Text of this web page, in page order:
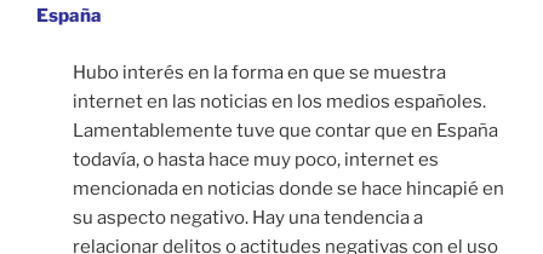
España
Hubo interés en la forma en que se muestra
internet en las noticias en los medios españoles.
Lamentablemente tuve que contar que en España
todavía, o hasta hace muy poco, internet es
mencionada en noticias donde se hace hincapié en
su aspecto negativo. Hay una tendencia a
relacionar delitos o actitudes negativas con el uso